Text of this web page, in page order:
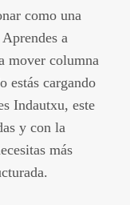
como una
a
mover columna
estás cargando
Indautxu, este
y con la
más